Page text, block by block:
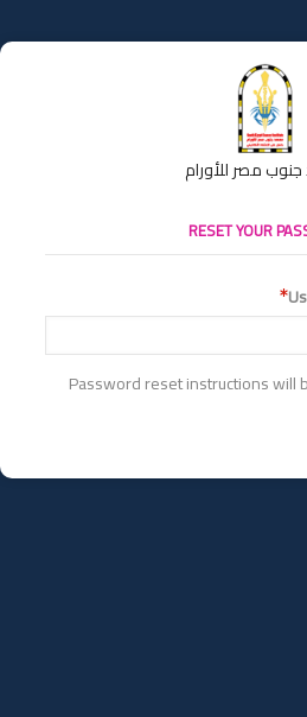
مصر للأورام
RESET YOUR
Password reset instructions will